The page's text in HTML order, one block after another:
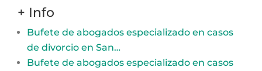
+ Info
Bufete de abogados especializado en casos
de divorcio en San…
Bufete de abogados especializado en casos